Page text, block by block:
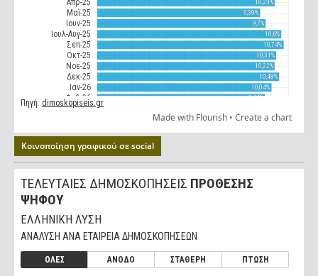
Κοινοποίηση γραφικού σε social